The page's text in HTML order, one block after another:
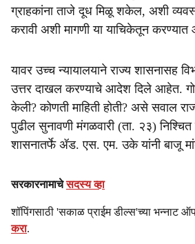
ग्राहकांना ताजे दूध मिळू शकेल, अशी
करावी अशी मागणी या याचिकेतून
यावर उच्च न्यायालयाने राज्य शासनासह
उत्तर दाखल करण्याचे आदेश दिले आहेत.
केली? कोणती माहिती होती? असे सवाल
पुढील सुनावणी मंगळवारी (ता. २३)
शासनातर्फे ॲड. एस. एम. उके यांनी बाजू
सरकारनामाचेसदस्य व्हा
शॉपिंगसाठी 'सकाळ प्राईम डील्स'च्या भन्नाट
करा.